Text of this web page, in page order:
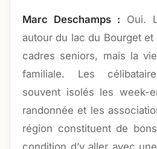
Marc Deschamps : Oui.
autour du lac du Bourget et
cadres seniors, mais la
familiale. Les
souvent isolés les week-
randonnée et les
région constituent de